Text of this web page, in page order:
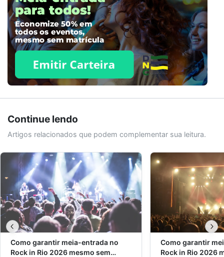
Continue lendo
Artigos relacionados que podem complementar sua leitura.
Como garantir meia-entrada no
Rock in Rio 2026 mesmo sem
Como garantir
Rock in Rio 2026